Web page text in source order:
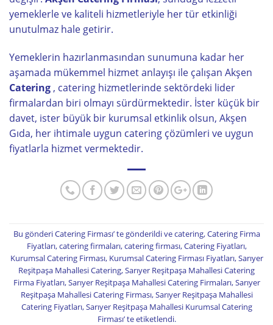
yemeklerle ve kaliteli hizmetleriyle her tür etkinliği
unutulmaz hale getirir.
Yemeklerin hazırlanmasından sunumuna kadar her
aşamada mükemmel hizmet anlayışı ile çalışan Akşen
Catering , catering hizmetlerinde sektördeki lider
firmalardan biri olmayı sürdürmektedir. İster küçük bir
davet, ister büyük bir kurumsal etkinlik olsun, Akşen
Gıda, her ihtimale uygun catering çözümleri ve uygun
fiyatlarla hizmet vermektedir.
Bu gönderiCatering Firması’ te gönderildi vecatering,Catering Firma
Fiyatları,catering firmaları,catering firması,Catering Fiyatları,
Kurumsal Catering Firması, Kurumsal Catering Firması Fiyatları,Sarıyer
Reşitpaşa Mahallesi Catering,Sarıyer Reşitpaşa Mahallesi Catering
Firma Fiyatları,Sarıyer Reşitpaşa Mahallesi Catering Firmaları,Sarıyer
Reşitpaşa Mahallesi Catering Firması,Sarıyer Reşitpaşa Mahallesi
Catering Fiyatları,Sarıyer Reşitpaşa Mahallesi Kurumsal Catering
Firması’ te etiketlendi.